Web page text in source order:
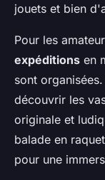
jouets et bien
Pour les
expéditions en
sont
découvrir les
originale et
balade en
pour une